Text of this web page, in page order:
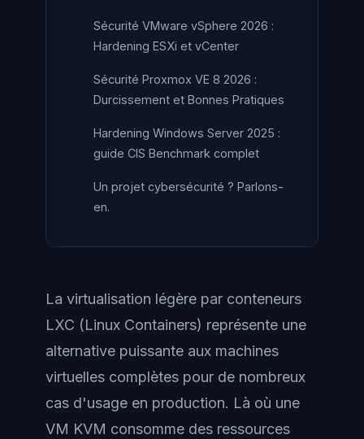
Sécurité VMware vSphere 2026 :
Hardening ESXi et vCenter
Sécurité Proxmox VE 8 2026 :
Durcissement et Bonnes Pratiques
Hardening Windows Server 2025 :
guide CIS Benchmark complet
Un projet cybersécurité ? Parlons-
en.
La virtualisation légère par conteneurs
LXC (Linux Containers) représente une
alternative puissante aux machines
virtuelles complètes pour de nombreux
cas d'usage en production. Là où une
VM KVM consomme des ressources